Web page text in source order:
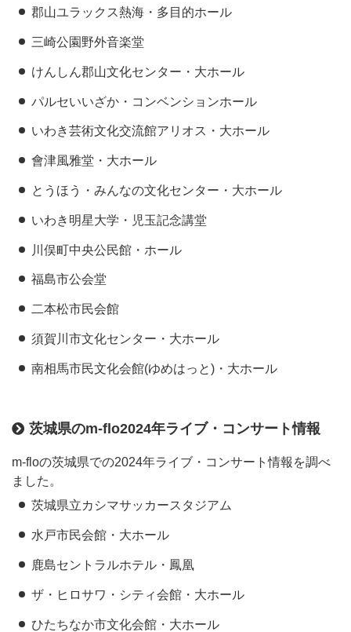
郡山ユラックス熱海・多目的ホール
三崎公園野外音楽堂
けんしん郡山文化センター・大ホール
パルセいいざか・コンベンションホール
いわき芸術文化交流館アリオス・大ホール
會津風雅堂・大ホール
とうほう・みんなの文化センター・大ホール
いわき明星大学・児玉記念講堂
川俣町中央公民館・ホール
福島市公会堂
二本松市民会館
須賀川市文化センター・大ホール
南相馬市民文化会館(ゆめはっと)・大ホール
茨城県のm-flo2024年ライブ・コンサート情報
m-floの茨城県での2024年ライブ・コンサート情報を調べ
ました。
茨城県立カシマサッカースタジアム
水戸市民会館・大ホール
鹿島セントラルホテル・鳳凰
ザ・ヒロサワ・シティ会館・大ホール
ひたちなか市文化会館・大ホール